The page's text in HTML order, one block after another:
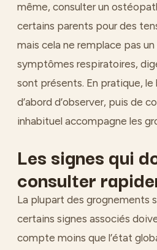
même, consulter un
certains parents pour des
mais cela ne remplace pas
symptômes respiratoires,
sont présents. En pratique,
d’abord d’observer, puis de
inhabituel accompagne les
Les signes qui
consulter
La plupart des grognements
certains signes associés
compte moins que l’état